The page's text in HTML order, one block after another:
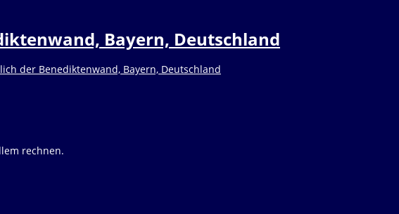
Bayern, Deutschland
rechnen.